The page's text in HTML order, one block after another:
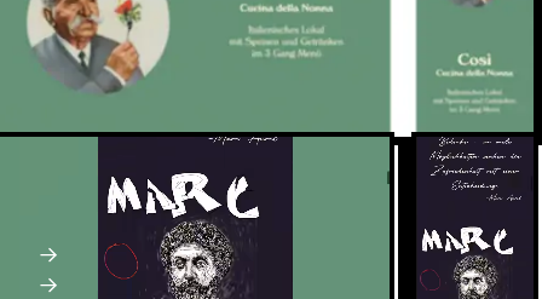
Così, ein italienisches Restaurant in Regensburg.
Illustrationen von Günther Kempf.
Webflow
Webdesign, SEO, Social